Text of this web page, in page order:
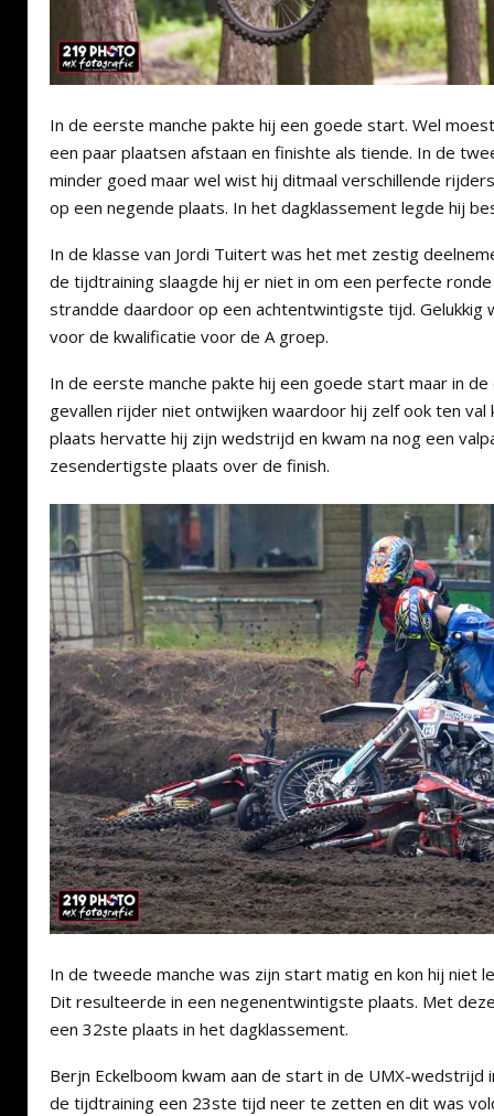
In de eerste manche pakte hij een goede start. Wel
een paar plaatsen afstaan en finishte als tiende. In de
minder goed maar wel wist hij ditmaal verschillende
op een negende plaats. In het dagklassement legde hij
In de klasse van Jordi Tuitert was het met zestig
de tijdtraining slaagde hij er niet in om een perfecte
strandde daardoor op een achtentwintigste tijd. Gelukkig
voor de kwalificatie voor de A groep.
In de eerste manche pakte hij een goede start maar in de
gevallen rijder niet ontwijken waardoor hij zelf ook ten val
plaats hervatte hij zijn wedstrijd en kwam na nog een
zesendertigste plaats over de finish.
In de tweede manche was zijn start matig en kon hij niet
Dit resulteerde in een negenentwintigste plaats. Met
een 32ste plaats in het dagklassement.
Berjn Eckelboom kwam aan de start in de UMX-wedstrijd
de tijdtraining een 23ste tijd neer te zetten en dit was